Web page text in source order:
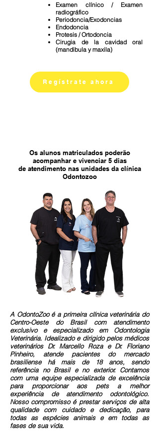
Examen clínico / Examen
radiográfico
Periodoncia/Exodoncias
Endodoncia
Protesis / Ortodoncia
Cirugia de la cavidad oral
(mandibula y maxila)
Regístrate ahora
Os alunos matriculados poderão
acompanhar e vivenciar 5 dias
de atendimento nas unidades da clínica
Odontozoo
A OdontoZoo é a primeira clínica veterinária do
Centro-Oeste do Brasil com atendimento
exclusivo e especializado em Odontologia
Veterinária. Idealizado e dirigido pelos médicos
veterinários Dr. Marcello Roza e Dr. Floriano
Pinheiro, atende pacientes do mercado
brasiliense há mais de 18 anos, sendo
referência no Brasil e no exterior. Contamos
com uma equipe especializada de excelência
para proporcionar aos pets a melhor
experiência de atendimento odontológico.
Nosso compromisso é prestar serviços de alta
qualidade com cuidado e dedicação, para
todas as espécies animais e em todas as
fases de sua vida.